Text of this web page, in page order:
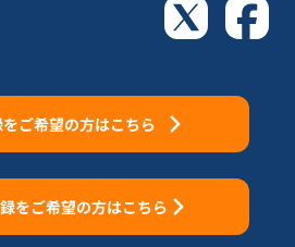
ご希望の方はこちら
をご希望の方はこちら